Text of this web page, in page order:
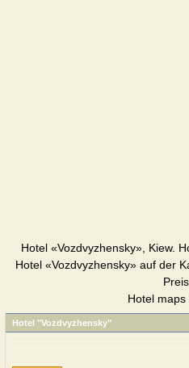
Hotel «Vozdvyzhensky», Kiew.
Hotel «Vozdvyzhensky» auf der
Hotel maps
Hotel "Vozdvyzhensky"